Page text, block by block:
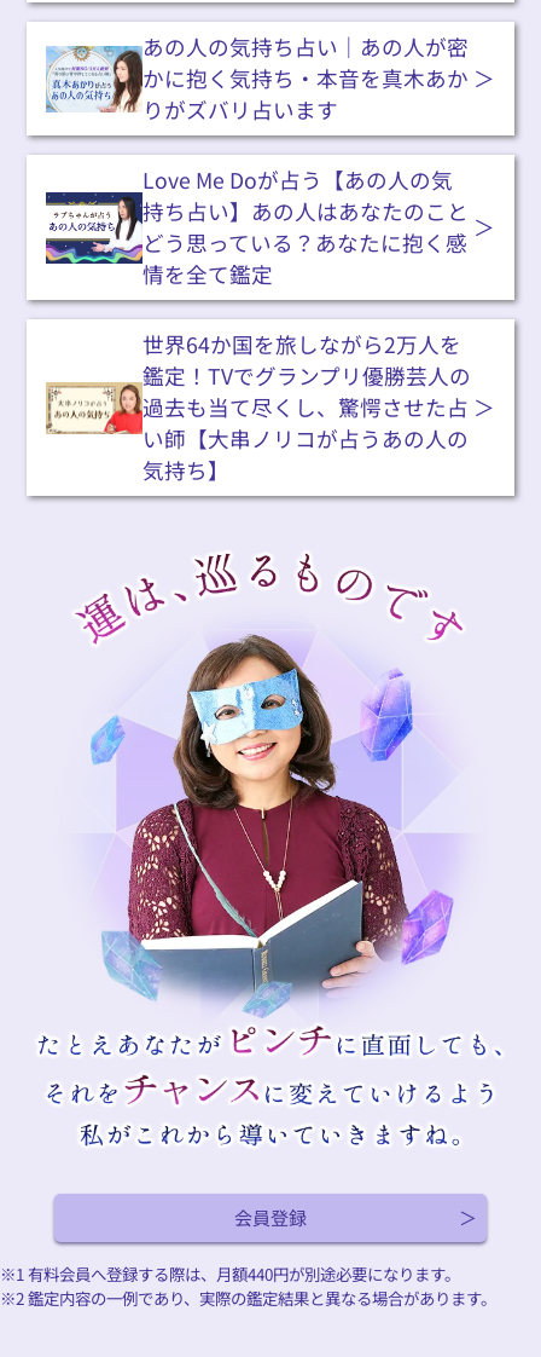
あの人の気持ち占い｜あの人が密
かに抱く気持ち・本音を真木あか
りがズバリ占います
Love Me Doが占う【あの人の気
持ち占い】あの人はあなたのこと
どう思っている？あなたに抱く感
情を全て鑑定
世界64か国を旅しながら2万人を
鑑定！TVでグランプリ優勝芸人の
過去も当て尽くし、驚愕させた占
い師【大串ノリコが占うあの人の
気持ち】
会員登録
※1 有料会員へ登録する際は、月額440円が別途必要になります。
※2 鑑定内容の一例であり、実際の鑑定結果と異なる場合があります。